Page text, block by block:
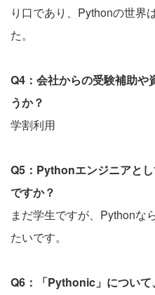
り口であり、Pythonの世界
た。
Q4：会社からの受験補助や
うか？
学割利用
Q5：Pythonエンジニアと
ですか？
まだ学生ですが、Pythonな
たいです。
Q6：「Pythonic」について